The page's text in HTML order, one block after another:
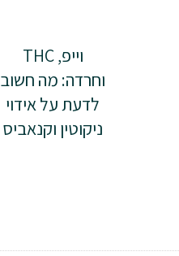
וייפ, THC
וחרדה: מה חשוב
לדעת על אידוי
ניקוטין וקנאביס